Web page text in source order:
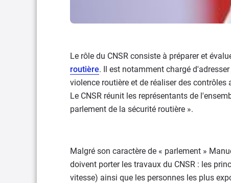
Le rôle du CNSR consiste à préparer et
routière. Il est notamment chargé d'adresser
violence routière et de réaliser des
Le CNSR réunit les représentants de
parlement de la sécurité routière ».
Malgré son caractère de « parlement »
doivent porter les travaux du CNSR : les
vitesse) ainsi que les personnes les plus